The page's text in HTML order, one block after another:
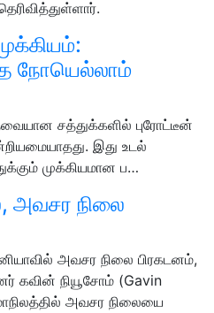
நோயெல்லாம்
சத்துக்களில் புரோட்டீன்
இது உடல்
முக்கியமான ப…
அவசர நிலை
அவசர நிலை பிரகடனம்,
கவின் நியூசோம் (Gavin
அவசர நிலையை